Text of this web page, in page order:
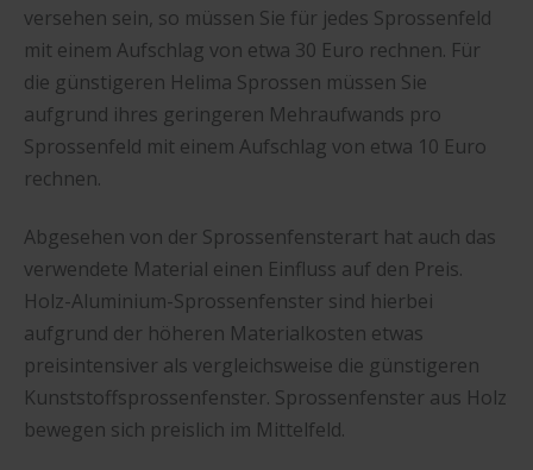
versehen sein, so müssen Sie für jedes Sprossenfeld
mit einem Aufschlag von etwa 30 Euro rechnen. Für
die günstigeren Helima Sprossen müssen Sie
aufgrund ihres geringeren Mehraufwands pro
Sprossenfeld mit einem Aufschlag von etwa 10 Euro
rechnen.
Abgesehen von der Sprossenfensterart hat auch das
verwendete Material einen Einfluss auf den Preis.
Holz-Aluminium-Sprossenfenster sind hierbei
aufgrund der höheren Materialkosten etwas
preisintensiver als vergleichsweise die günstigeren
Kunststoffsprossenfenster. Sprossenfenster aus Holz
bewegen sich preislich im Mittelfeld.